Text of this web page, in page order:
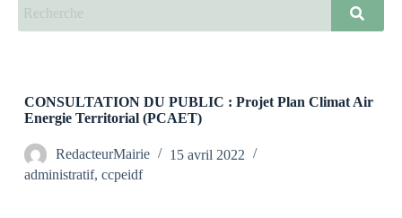
CONSULTATION DU PUBLIC : Projet Plan Climat Air
Energie Territorial (PCAET)
RedacteurMairie
15 avril 2022
administratif, ccpeidf